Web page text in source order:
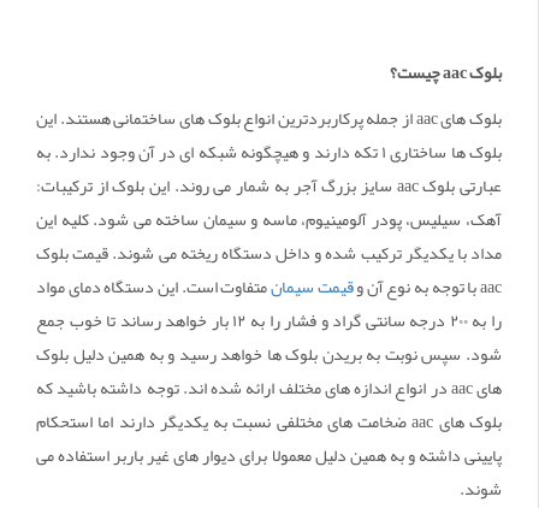
بلوکaacچیست؟
بلوک های aac از جمله پرکاربردترین انواع بلوک های ساختمانی هستند. این
بلوک ها ساختاری ۱ تکه دارند و هیچگونه شبکه ای در آن وجود ندارد. به
عبارتی بلوک‌ aac سایز بزرگ آجر به شمار می روند. این بلوک از ترکیبات:
آهک، سیلیس، پودر آلومینیوم، ماسه و سیمان ساخته می شود. کلیه این
مداد با یکدیگر ترکیب شده و داخل دستگاه ریخته می شوند. قیمت بلوک
aac با توجه به نوع آن و
قیمت سیمانمتفاوت است. این دستگاه دمای مواد
را به ۲۰۰ درجه سانتی گراد و فشار را به ۱۲ بار خواهد رساند تا خوب جمع
شود. سپس نوبت به بریدن بلوک ها خواهد رسید و به همین دلیل بلوک
های aac در انواع اندازه های مختلف ارائه شده اند. توجه داشته باشید که
بلوک های aac ضخامت های مختلفی نسبت به یکدیگر دارند اما استحکام
پایینی داشته و به همین دلیل معمولا برای دیوار های غیر باربر استفاده می
شوند.